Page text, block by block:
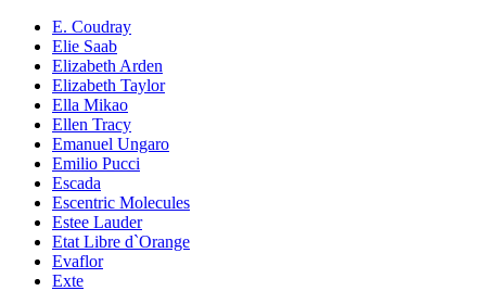
E. Coudray
Elie Saab
Elizabeth Arden
Elizabeth Taylor
Ella Mikao
Ellen Tracy
Emanuel Ungaro
Emilio Pucci
Escada
Escentric Molecules
Estee Lauder
Etat Libre d`Orange
Evaflor
Exte